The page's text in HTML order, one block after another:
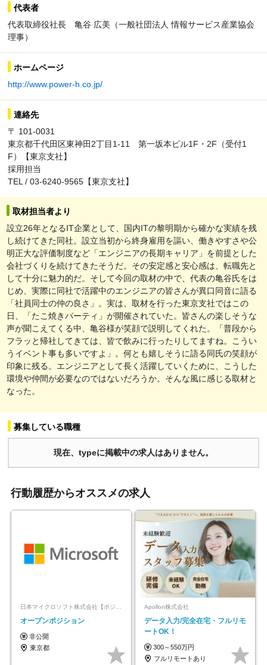
代表者
代表取締役社長 亀谷 広美（一般社団法人 情報サービス産業協会
理事）
ホームページ
http://www.power-h.co.jp/
連絡先
〒 101-0031
東京都千代田区東神田2丁目1-11 第一坂本ビル1F・2F（受付1
F）【東京支社】
採用担当
TEL / 03-6240-9565【東京支社】
取材担当者より
設立26年となるIT企業として、国内ITの黎明期から確かな実績を残
し続けてきた同社。設立当初から終身雇用を謳い、働きやすさや公
明正大な評価制度など「エンジニアの長期キャリア」を前提とした
会社づくりを続けてきたそうだ。その安定感と安心感は、転職先と
して十分に魅力的だ。そして今回の取材の中で、代表の亀谷氏をは
じめ、実際に同社で活躍中のエンジニアの皆さんが異口同音に語る
「社員同士の仲の良さ」。実は、取材を行った東京支社ではこの
日、「たこ焼きパーティ」が開催されていた。皆さんの楽しそうな
声が聞こえてくる中、亀谷様が笑顔で説明してくれた。「普段から
フラッと帰社してきては、皆で飲みに行ったりしてますね。こうい
うイベント事も多いですよ」。何とも嬉しそうに語る同氏の笑顔が
印象に残る。エンジニアとして長く活躍していくために、こうした
環境や仲間が必要なのではないだろうか。そんな風に感じる取材と
なった。
募集している職種
現在、typeに掲載中の求人はありません。
行動履歴からオススメの求人
オープンポジション
非公開
東京都
Apollon株式会社
データ入力/完全在宅・フルリモ
ートOK！
300～550万円
フルリモートあり